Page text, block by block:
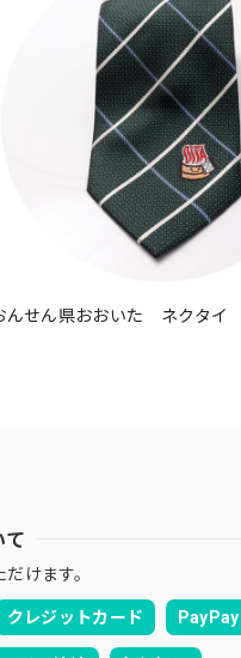
んせん県おおいた ネクタ
けます。
クレジットカード PayPay